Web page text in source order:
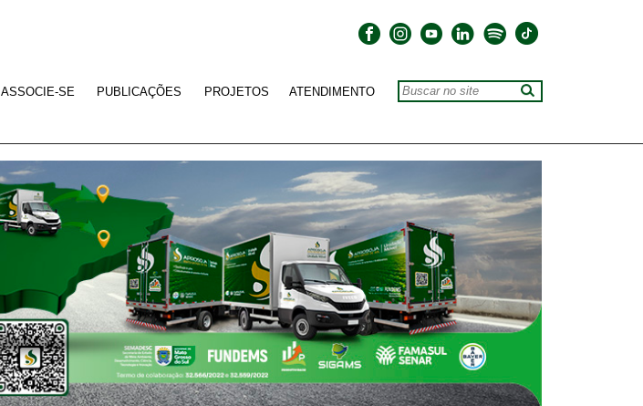
ASSOCIE-SE PUBLICAÇÕES PROJETOS ATENDIMENTO